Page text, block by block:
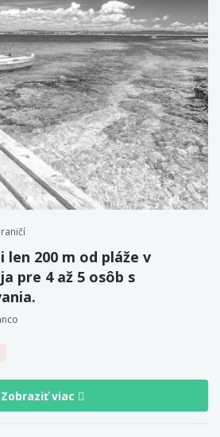
len 200 m od pláže v
pre 4 až 5 osôb s
Zobraziť viac